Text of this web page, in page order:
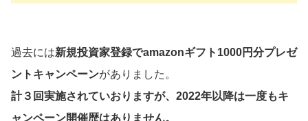
過去には新規投資家登録でamazonギフト1000円分プレゼ
ントキャンペーンがありました。
計３回実施されていおりますが、2022年以降は一度もキ
ャンペーン開催歴はありません。